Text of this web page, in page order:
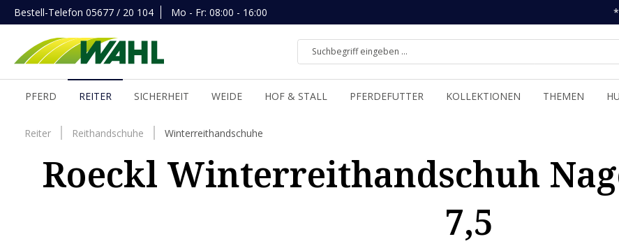
springen
Bestell-Telefon 05677 / 20 104 Mo - Fr: 08:00 - 16:00
PFERD REITER SICHERHEIT WEIDE HOF & STALL PFERDEFUTTER KOLLEKTIONEN THEMEN
Reiter Reithandschuhe Winterreithandschuhe
Roeckl Winterreithandschuh
7,5